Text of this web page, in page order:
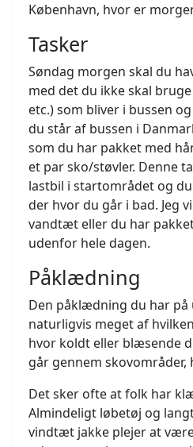
København, hvor er
Tasker
Søndag morgen skal du
med det du ikke skal
etc.) som bliver i bussen
du står af bussen i
som du har pakket med
et par sko/støvler. Denne
lastbil i startområdet og
der hvor du går i bad. Jeg
vandtæt eller du har
udenfor hele dagen.
Påklædning
Den påklædning du har
naturligvis meget af
hvor koldt eller blæsende
går gennem
Det sker ofte at folk har
Almindeligt løbetøj og
vindtæt jakke plejer at